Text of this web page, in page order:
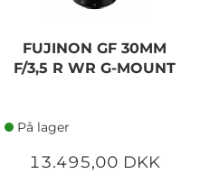
FUJINON GF 30MM
F/3,5 R WR G-MOUNT
På lager
13.495,00 DKK